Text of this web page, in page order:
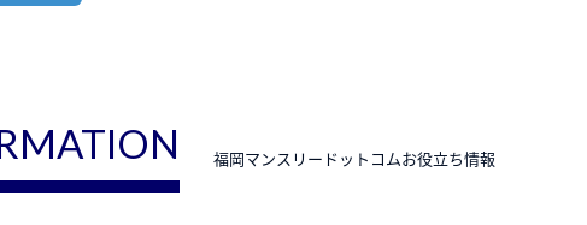
福岡マンスリードットコムお役立ち情報